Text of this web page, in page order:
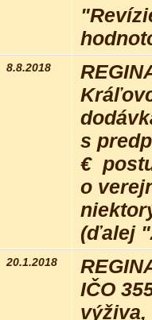
8.8.2018
s
€
o
(ďalej
20.1.2018
IČO